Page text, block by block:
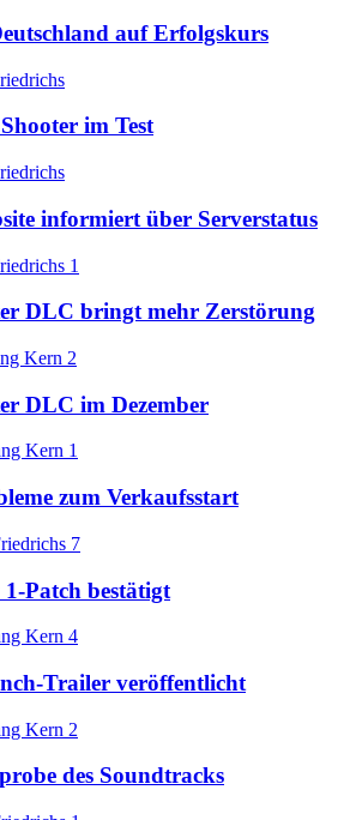
auf Erfolgskurs
im Test
informiert über Serverstatus
1
DLC bringt mehr Zerstörung
Kern 2
DLC im Dezember
Kern 1
zum Verkaufsstart
7
Patch bestätigt
Kern 4
Trailer veröffentlicht
Kern 2
des Soundtracks